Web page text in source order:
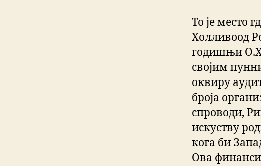
То је место
Холливоод
годишњи
својим
оквиру
броја
спроводи,
искуству
кога би
Ова